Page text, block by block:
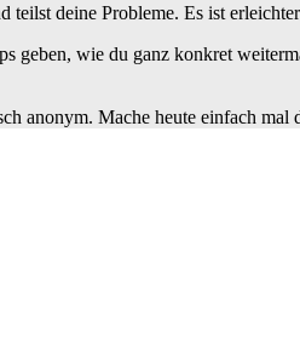
deine Probleme. Es ist
geben, wie du ganz konkret
anonym. Mache heute einfach mal